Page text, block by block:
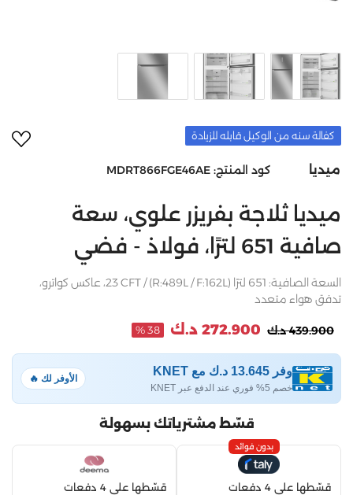
كفالة سنه من الوكيل قابله للزيادة
ميديا كود المنتج: MDRT866FGE46AE
ميديا ثلاجة ​​بفريزر علوي، سعة
صافية 651 لترًا، فولاذ - فضي
السعة الصافية: 651 لترًا (R:489L / F:162L) / 23 CFT، عاكس كواترو،
تدفق هواء متعدد
439.900 د.ك 272.900 د.ك 38 %
وفر 13.645 د.ك مع KNET
خصم 5% فوري عند الدفع عبر KNET
الأوفر لك 🔥
قسّط مشترياتك بسهولة
بدون فوائد
قسّطها على 4 دفعات
قسّطها على 4 دفعات